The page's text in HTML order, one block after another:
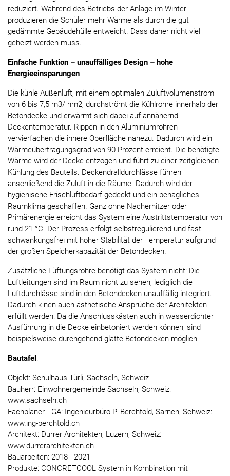
reduziert. Während des Betriebs der Anlage im Winter
produzieren die Schüler mehr Wärme als durch die gut
gedämmte Gebäudehülle entweicht. Dass daher nicht viel
geheizt werden muss.
Einfache Funktion – unauffälliges Design – hohe
Energieeinsparungen
Die kühle Außenluft, mit einem optimalen Zuluftvolumenstrom
von 6 bis 7,5 m3/ hm2, durchströmt die Kühlrohre innerhalb der
Betondecke und erwärmt sich dabei auf annähernd
Deckentemperatur. Rippen in den Aluminiumrohren
vervierfachen die innere Oberfläche nahezu. Dadurch wird ein
Wärmeübertragungsgrad von 90 Prozent erreicht. Die benötigte
Wärme wird der Decke entzogen und führt zu einer zeitgleichen
Kühlung des Bauteils. Deckendralldurchlässe führen
anschließend die Zuluft in die Räume. Dadurch wird der
hygienische Frischluftbedarf gedeckt und ein behagliches
Raumklima geschaffen. Ganz ohne Nacherhitzer oder
Primärenergie erreicht das System eine Austrittstemperatur von
rund 21 °C. Der Prozess erfolgt selbstregulierend und fast
schwankungsfrei mit hoher Stabilität der Temperatur aufgrund
der großen Speicherkapazität der Betondecken.
Zusätzliche Lüftungsrohre benötigt das System nicht: Die
Luftleitungen sind im Raum nicht zu sehen, lediglich die
Luftdurchlässe sind in den Betondecken unauffällig integriert.
Dadurch k-nen auch ästhetische Ansprüche der Architekten
erfüllt werden: Da die Anschlusskästen auch in wasserdichter
Ausführung in die Decke einbetoniert werden können, sind
beispielsweise durchgehend glatte Betondecken möglich.
Bautafel :
Objekt: Schulhaus Türli, Sachseln, Schweiz
Bauherr: Einwohnergemeinde Sachseln, Schweiz:
www.sachseln.ch
Fachplaner TGA: Ingenieurbüro P. Berchtold, Sarnen, Schweiz:
www.ing-berchtold.ch
Architekt: Durrer Architekten, Luzern, Schweiz:
www.durrerarchitekten.ch
Bauarbeiten: 2018 - 2021
Produkte: CONCRETCOOL System in Kombination mit